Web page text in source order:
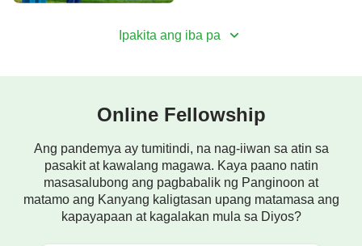
Lahat ay dapat manumbalik sa bundok,
Ikaw ang tangi at tunay na Diyos; Ika'y dakila at
Kaluwalhatian, papuri at awtoridad alay sa 'Yong
trono!
Bukal ng buhay ay dumadaloy mula sa trono,
Ipakita ang iba pa
Online Fellowship
Ang pandemya ay tumitindi, na nag-iiwan sa atin sa
pasakit at kawalang magawa. Kaya paano natin
masasalubong ang pagbabalik ng Panginoon at
matamo ang Kanyang kaligtasan upang matamasa ang
kapayapaan at kagalakan mula sa Diyos?